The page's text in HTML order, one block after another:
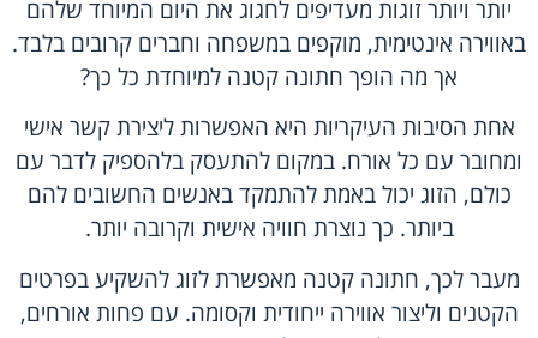
יותר ויותר זוגות מעדיפים לחגוג את היום המיוחד שלהם
באווירה אינטימית, מוקפים במשפחה וחברים קרובים בלבד.
אך מה הופך חתונה קטנה למיוחדת כל כך?
אחת הסיבות העיקריות היא האפשרות ליצירת קשר אישי
ומחובר עם כל אורח. במקום להתעסק בלהספיק לדבר עם
כולם, הזוג יכול באמת להתמקד באנשים החשובים להם
ביותר. כך נוצרת חוויה אישית וקרובה יותר.
מעבר לכך, חתונה קטנה מאפשרת לזוג להשקיע בפרטים
הקטנים וליצור אווירה ייחודית וקסומה. עם פחות אורחים,